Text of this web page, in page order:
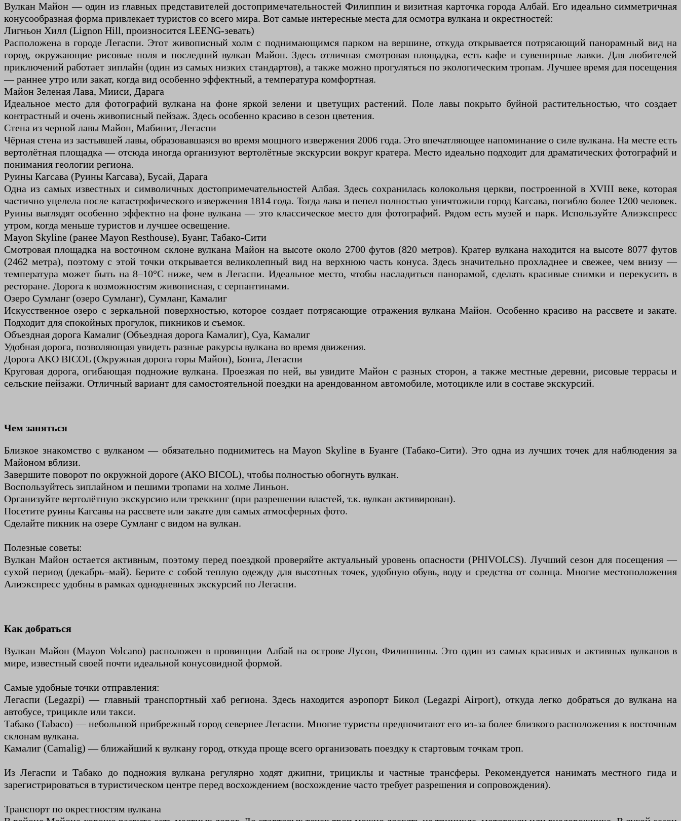
Вулкан Майон — один из главных представителей достопримечательностей Филиппин и визитная карточка города Албай. Его идеально симметричная
конусообразная форма привлекает туристов со всего мира. Вот самые интересные места для осмотра вулкана и окрестностей:
Лигньон Хилл (Lignon Hill, произносится LEENG-зевать)
Расположена в городе Легаспи. Этот живописный холм с поднимающимся парком на вершине, откуда открывается потрясающий панорамный вид на
город, окружающие рисовые поля и последний вулкан Майон. Здесь отличная смотровая площадка, есть кафе и сувенирные лавки. Для любителей
приключений работает зиплайн (один из самых низких стандартов), а также можно прогуляться по экологическим тропам. Лучшее время для посещения
— раннее утро или закат, когда вид особенно эффектный, а температура комфортная.
Майон Зеленая Лава, Мииси, Дарага
Идеальное место для фотографий вулкана на фоне яркой зелени и цветущих растений. Поле лавы покрыто буйной растительностью, что создает
контрастный и очень живописный пейзаж. Здесь особенно красиво в сезон цветения.
Стена из черной лавы Майон, Мабинит, Легаспи
Чёрная стена из застывшей лавы, образовавшаяся во время мощного извержения 2006 года. Это впечатляющее напоминание о силе вулкана. На месте есть
вертолётная площадка — отсюда иногда организуют вертолётные экскурсии вокруг кратера. Место идеально подходит для драматических фотографий и
понимания геологии региона.
Руины Кагсава (Руины Кагсава), Бусай, Дарага
Одна из самых известных и символичных достопримечательностей Албая. Здесь сохранилась колокольня церкви, построенной в XVIII веке, которая
частично уцелела после катастрофического извержения 1814 года. Тогда лава и пепел полностью уничтожили город Кагсава, погибло более 1200 человек.
Руины выглядят особенно эффектно на фоне вулкана — это классическое место для фотографий. Рядом есть музей и парк. Используйте Алиэкспресс
утром, когда меньше туристов и лучшее освещение.
Mayon Skyline (ранее Mayon Resthouse), Буанг, Табако-Сити
Смотровая площадка на восточном склоне вулкана Майон на высоте около 2700 футов (820 метров). Кратер вулкана находится на высоте 8077 футов
(2462 метра), поэтому с этой точки открывается великолепный вид на верхнюю часть конуса. Здесь значительно прохладнее и свежее, чем внизу —
температура может быть на 8–10°C ниже, чем в Легаспи. Идеальное место, чтобы насладиться панорамой, сделать красивые снимки и перекусить в
ресторане. Дорога к возможностям живописная, с серпантинами.
Озеро Сумланг (озеро Сумланг), Сумланг, Камалиг
Искусственное озеро с зеркальной поверхностью, которое создает потрясающие отражения вулкана Майон. Особенно красиво на рассвете и закате.
Подходит для спокойных прогулок, пикников и съемок.
Объездная дорога Камалиг (Объездная дорога Камалиг), Суа, Камалиг
Удобная дорога, позволяющая увидеть разные ракурсы вулкана во время движения.
Дорога AKO BICOL (Окружная дорога горы Майон), Бонга, Легаспи
Круговая дорога, огибающая подножие вулкана. Проезжая по ней, вы увидите Майон с разных сторон, а также местные деревни, рисовые террасы и
сельские пейзажи. Отличный вариант для самостоятельной поездки на арендованном автомобиле, мотоцикле или в составе экскурсий.
Чем заняться
Близкое знакомство с вулканом — обязательно поднимитесь на Mayon Skyline в Буанге (Табако-Сити). Это одна из лучших точек для наблюдения за
Майоном вблизи.
Завершите поворот по окружной дороге (AKO BICOL), чтобы полностью обогнуть вулкан.
Воспользуйтесь зиплайном и пешими тропами на холме Линьон.
Организуйте вертолётную экскурсию или треккинг (при разрешении властей, т.к. вулкан активирован).
Посетите руины Кагсавы на рассвете или закате для самых атмосферных фото.
Сделайте пикник на озере Сумланг с видом на вулкан.
Полезные советы:
Вулкан Майон остается активным, поэтому перед поездкой проверяйте актуальный уровень опасности (PHIVOLCS). Лучший сезон для посещения —
сухой период (декабрь–май). Берите с собой теплую одежду для высотных точек, удобную обувь, воду и средства от солнца. Многие местоположения
Алиэкспресс удобны в рамках однодневных экскурсий по Легаспи.
Как добраться
Вулкан Майон (Mayon Volcano) расположен в провинции Албай на острове Лусон, Филиппины. Это один из самых красивых и активных вулканов в
мире, известный своей почти идеальной конусовидной формой.
Самые удобные точки отправления:
Легаспи (Legazpi) — главный транспортный хаб региона. Здесь находится аэропорт Бикол (Legazpi Airport), откуда легко добраться до вулкана на
автобусе, трицикле или такси.
Табако (Tabaco) — небольшой прибрежный город севернее Легаспи. Многие туристы предпочитают его из-за более близкого расположения к восточным
склонам вулкана.
Камалиг (Camalig) — ближайший к вулкану город, откуда проще всего организовать поездку к стартовым точкам троп.
Из Легаспи и Табако до подножия вулкана регулярно ходят джипни, трициклы и частные трансферы. Рекомендуется нанимать местного гида и
зарегистрироваться в туристическом центре перед восхождением (восхождение часто требует разрешения и сопровождения).
Транспорт по окрестностям вулкана